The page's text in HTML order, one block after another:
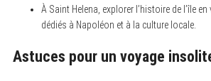
À Saint Helena, explorer l’histoire de l’île
dédiés à Napoléon et à la culture locale.
Astuces pour un voyage